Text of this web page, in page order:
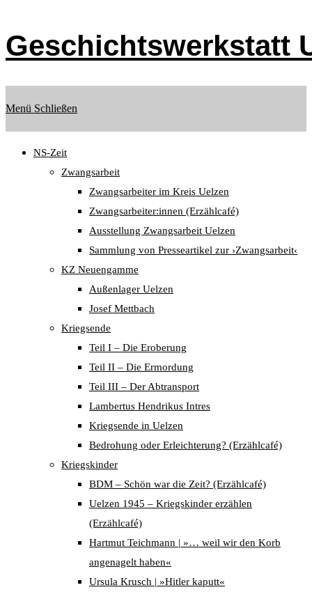
Inhalt
springen
Geschichtswerkstatt
Menü Schließen
NS-Zeit
Zwangsarbeit
Zwangsarbeiter im Kreis Uelzen
Zwangsarbeiter:innen (Erzählcafé)
Ausstellung Zwangsarbeit Uelzen
Sammlung von Presseartikel zur ›Zwangsarbeit‹
KZ Neuengamme
Außenlager Uelzen
Josef Mettbach
Kriegsende
Teil I – Die Eroberung
Teil II – Die Ermordung
Teil III – Der Abtransport
Lambertus Hendrikus Intres
Kriegsende in Uelzen
Bedrohung oder Erleichterung? (Erzählcafé)
Kriegskinder
BDM – Schön war die Zeit? (Erzählcafé)
Uelzen 1945 – Kriegskinder erzählen
(Erzählcafé)
Hartmut Teichmann | »… weil wir den Korb
angenagelt haben«
Ursula Krusch | »Hitler kaputt«